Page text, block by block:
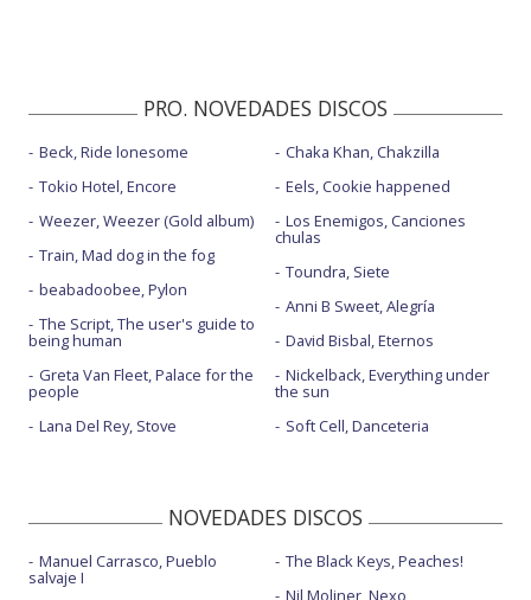
PRO. NOVEDADES DISCOS
Beck, Ride lonesome
Tokio Hotel, Encore
Weezer, Weezer (Gold album)
Train, Mad dog in the fog
beabadoobee, Pylon
The Script, The user's guide to
being human
Greta Van Fleet, Palace for the
people
Lana Del Rey, Stove
Chaka Khan, Chakzilla
Eels, Cookie happened
Los Enemigos, Canciones
chulas
Toundra, Siete
Anni B Sweet, Alegría
David Bisbal, Eternos
Nickelback, Everything under
the sun
Soft Cell, Danceteria
NOVEDADES DISCOS
Manuel Carrasco, Pueblo
salvaje I
The Black Keys, Peaches!
Nil Moliner, Nexo